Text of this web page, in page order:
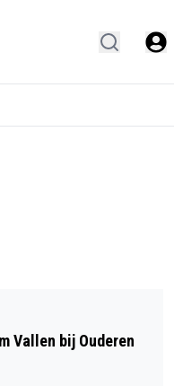
Vallen bij Ouderen